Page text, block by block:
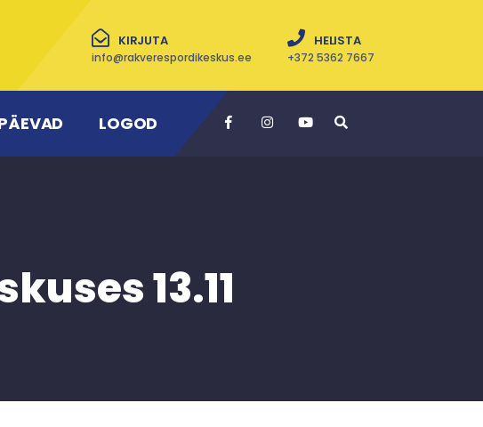
KIRJUTA
info@rakverespordikeskus.ee
HELISTA
+372 5362 7667
LOGOD
13.11